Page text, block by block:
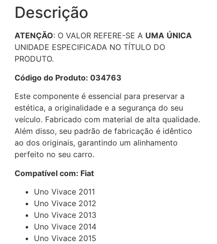
Descrição
ATENÇÃO: O VALOR REFERE-SE A UMA ÚNICA
UNIDADE ESPECIFICADA NO TÍTULO DO
PRODUTO.
Código do Produto: 034763
Este componente é essencial para preservar a
estética, a originalidade e a segurança do seu
veículo. Fabricado com material de alta qualidade.
Além disso, seu padrão de fabricação é idêntico
ao dos originais, garantindo um alinhamento
perfeito no seu carro.
Compatível com: Fiat
Uno Vivace 2011
Uno Vivace 2012
Uno Vivace 2013
Uno Vivace 2014
Uno Vivace 2015